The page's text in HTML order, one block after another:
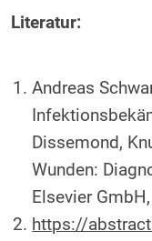
Literatur:
Andreas
Dissemond,
Wunden:
Elsevier
https://